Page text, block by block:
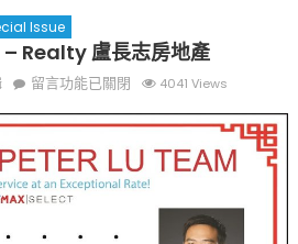
年 致力推动全球植物多样性研究与中美
逝世 享年89岁
。中华日，等你来赴约 —— 密苏里植物
道（五）
(Li Statler)与钢琴家Darek演绎一场古筝
Issue
Realty 盧長志房地產
在
Peter
Lu
Team
–
Realty
留言功能已關閉 4041 Views